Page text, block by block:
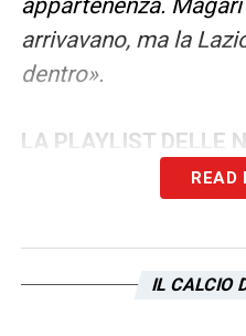
appartenenza.
arrivavano, ma la
dentro».
LA PLAYLIST DELLE
READ
IL CALCIO